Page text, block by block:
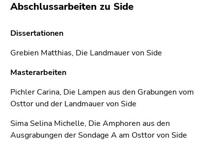
Abschlussarbeiten zu Side
Dissertationen
Grebien Matthias, Die Landmauer von Side
Masterarbeiten
Pichler Carina, Die Lampen aus den Grabungen vom
Osttor und der Landmauer von Side
Sima Selina Michelle, Die Amphoren aus den
Ausgrabungen der Sondage A am Osttor von Side